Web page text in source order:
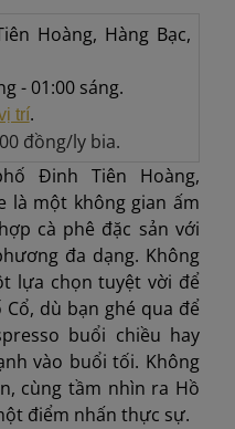
Hoàng, Hàng Bạc,
- 01:00 sáng.
trí.
đồng/ly bia.
Đinh Tiên Hoàng,
là một không gian ấm
cà phê đặc sản với
đa dạng. Không
lựa chọn tuyệt vời để
dù bạn ghé qua để
buổi chiều hay
vào buổi tối. Không
cùng tầm nhìn ra Hồ
điểm nhấn thực sự.